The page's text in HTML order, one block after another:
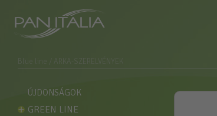
ÚJDONSÁGOK
GREEN LINE